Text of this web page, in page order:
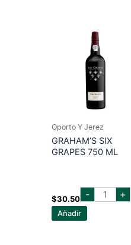
Oporto Y Jerez
GRAHAM’S SIX
GRAPES 750 ML
$30.50 - graham's
six +
Añadir